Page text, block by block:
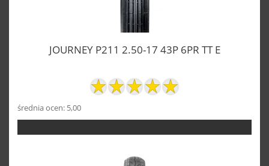
JOURNEY P211 2.50-17 43P 6PR TT E
średnia ocen: 5,00